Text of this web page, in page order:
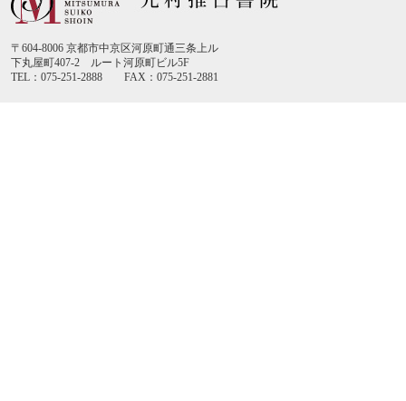
〒604-8006 京都市中京区河原町通三条上ル
下丸屋町407-2 ルート河原町ビル5F
TEL：075-251-2888 FAX：075-251-2881